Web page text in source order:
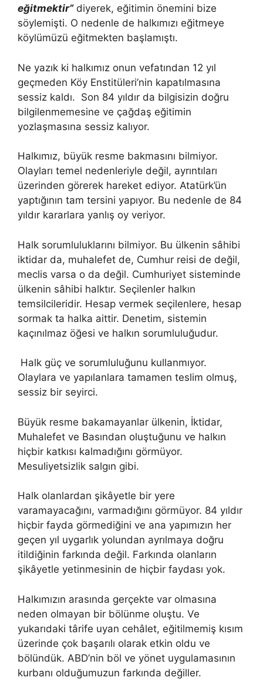
eğitmektir”diyerek, eğitimin önemini bize
söylemişti. O nedenle de halkımızı eğitmeye
köylümüzü eğitmekten başlamıştı.
Ne yazık ki halkımız onun vefatından 12 yıl
geçmeden Köy Enstitüleri’nin kapatılmasına
sessiz kaldı. Son 84 yıldır da bilgisizin doğru
bilgilenmemesine ve çağdaş eğitimin
yozlaşmasına sessiz kalıyor.
Halkımız, büyük resme bakmasını bilmiyor.
Olayları temel nedenleriyle değil, ayrıntıları
üzerinden görerek hareket ediyor. Atatürk’ün
yaptığının tam tersini yapıyor. Bu nedenle de 84
yıldır kararlara yanlış oy veriyor.
Halk sorumluluklarını bilmiyor. Bu ülkenin sâhibi
iktidar da, muhalefet de, Cumhur reisi de değil,
meclis varsa o da değil. Cumhuriyet sisteminde
ülkenin sâhibi halktır. Seçilenler halkın
temsilcileridir. Hesap vermek seçilenlere, hesap
sormak ta halka aittir. Denetim, sistemin
kaçınılmaz öğesi ve halkın sorumluluğudur.
Halk güç ve sorumluluğunu kullanmıyor.
Olaylara ve yapılanlara tamamen teslim olmuş,
sessiz bir seyirci.
Büyük resme bakamayanlar ülkenin, İktidar,
Muhalefet ve Basından oluştuğunu ve halkın
hiçbir katkısı kalmadığını görmüyor.
Mesuliyetsizlik salgın gibi.
Halk olanlardan şikâyetle bir yere
varamayacağını, varmadığını görmüyor. 84 yıldır
hiçbir fayda görmediğini ve ana yapımızın her
geçen yıl uygarlık yolundan ayrılmaya doğru
itildiğinin farkında değil. Farkında olanların
şikâyetle yetinmesinin de hiçbir faydası yok.
Halkımızın arasında gerçekte var olmasına
neden olmayan bir bölünme oluştu. Ve
yukarıdaki târife uyan cehâlet, eğitilmemiş kısım
üzerinde çok başarılı olarak etkin oldu ve
bölündük. ABD’nin böl ve yönet uygulamasının
kurbanı olduğumuzun farkında değiller.